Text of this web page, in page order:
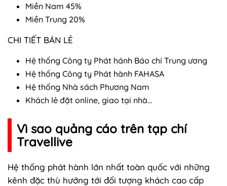
Miền Nam 45%
Miền Trung 20%
CHI TIẾT BÁN LẺ
Hệ thống Công ty Phát hánh Báo chí Trung ương
Hệ thống Công ty Phát hành FAHASA
Hệ thống Nhà sách Phương Nam
Khách lẻ đặt online, giao tại nhà…
Vì sao quảng cáo trên tạp chí
Travellive
Hệ thống phát hành lớn nhất toàn quốc với những
kênh đặc thù hướng tới đối tượng khách cao cấp